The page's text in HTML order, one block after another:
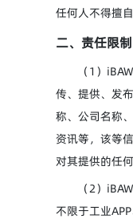
任何人不得擅自
二、责任限制
（1）
传、提供、发
称、公司名称
资讯等，该等
对其提供的任
（2）
不限于工业